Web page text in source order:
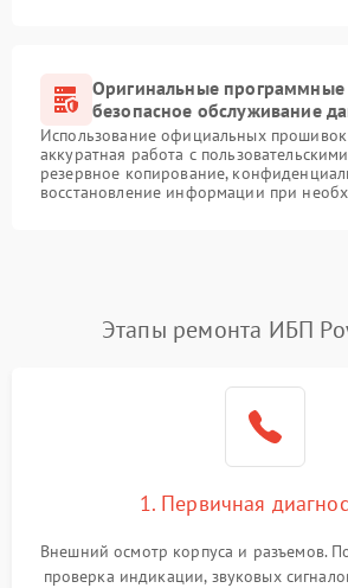
Оригинальные
безопасное обслуживание
Использование официальных
аккуратная работа с
резервное копирование,
восстановление информации при
Этапы ремонта ИБП
1. Первичная
Внешний осмотр корпуса и разъемов.
проверка индикации, звуковых